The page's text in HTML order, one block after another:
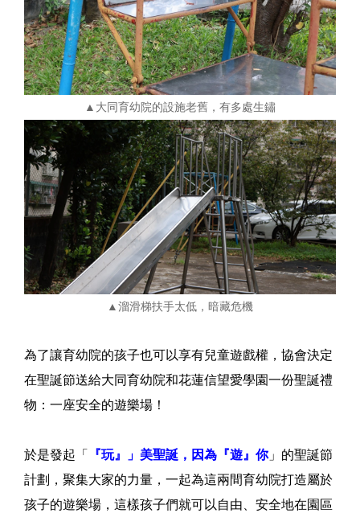
▲大同育幼院的設施老舊，有多處生鏽
▲溜滑梯扶手太低，暗藏危機
為了讓育幼院的孩子也可以享有兒童遊戲權，協會決定
在聖誕節送給大同育幼院和花蓮信望愛學園一份聖誕禮
物：一座安全的遊樂場！
於是發起「 『玩』」美聖誕，因為『遊』你」的聖誕節
計劃，聚集大家的力量，一起為這兩間育幼院打造屬於
孩子的遊樂場，這樣孩子們就可以自由、安全地在園區